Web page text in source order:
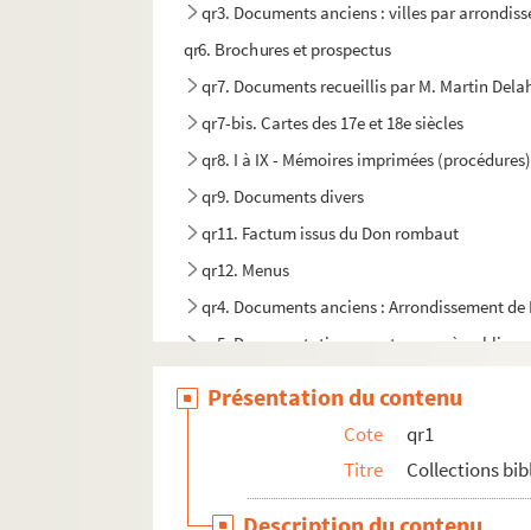
qr3. Documents anciens : villes par
qr6. Brochures et prospectus
qr7. Documents recueillis par M. Martin
qr7-bis. Cartes des 17e et 18e siècles
qr8. I à IX - Mémoires imprimées
qr9. Documents divers
qr11. Factum issus du Don rombaut
qr12. Menus
qr4. Documents anciens : Arrondissement de
qr5. Documentation pour travaux à publier
Présentation du contenu
Cote
qr1
Titre
Collections